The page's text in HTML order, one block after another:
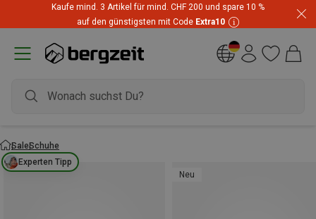
Kaufe mind. 3 Artikel für mind. CHF 200 und spare 10 %
auf den günstigsten mit Code Extra10
SaleSchuhe
Experten Tipp
Neu